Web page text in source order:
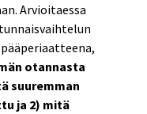
Arvioitaessa
otannasta
suuremman
ja 2) mitä